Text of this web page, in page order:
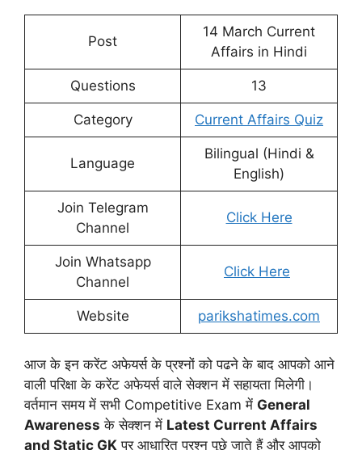
Post
14 March Current
Affairs in Hindi
Questions 13
Category Current Affairs Quiz
Language
Bilingual (Hindi &
English)
Join Telegram
Channel
Click Here
Join Whatsapp
Channel
Click Here
Website parikshatimes.com
आज के इन करेंट अफेयर्स के प्रश्नों को पढने के बाद आपको आने
वाली परिक्षा के करेंट अफेयर्स वाले सेक्शन में सहायता मिलेगी।
वर्तमान समय में सभी Competitive Exam में General
Awareness के सेक्शन में Latest Current Affairs
and Static GK पर आधारित प्रश्न पूछे जाते हैं और आपको